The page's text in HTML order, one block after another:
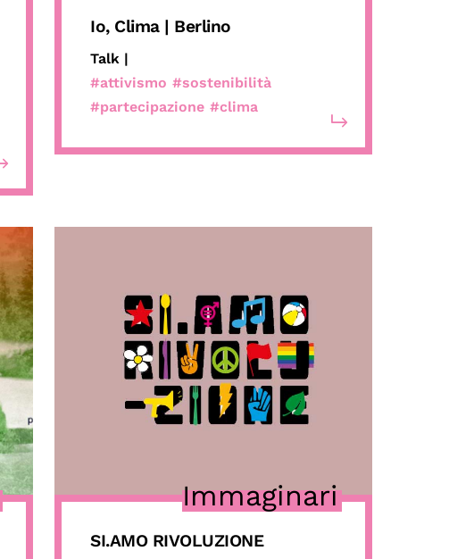
Io, Clima | Berlino
Talk |
#attivismo #sostenibilità
#partecipazione #clima
Immaginari
SI.AMO RIVOLUZIONE